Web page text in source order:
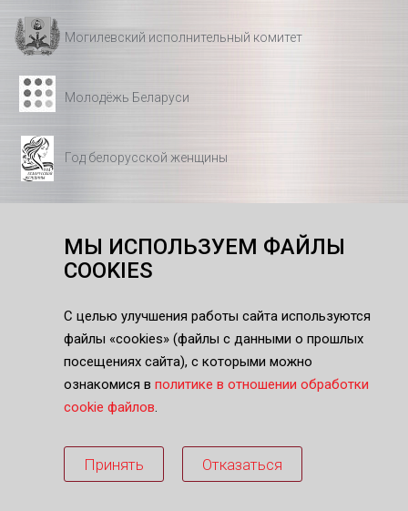
Могилевский исполнительный комитет
Молодёжь Беларуси
Год белорусской женщины
Подписка на рассылку
г. Бобруйск, ул. Бахарова, 225
info@bztda.by
+375 225 46 78 08
МЫ ИСПОЛЬЗУЕМ ФАЙЛЫ
COOKIES
С целью улучшения работы сайта используются
файлы «cookies» (файлы с данными о прошлых
посещениях сайта), c которыми можно
ознакомися вполитике в отношении обработки
cookie файлов.
Принять Отказаться